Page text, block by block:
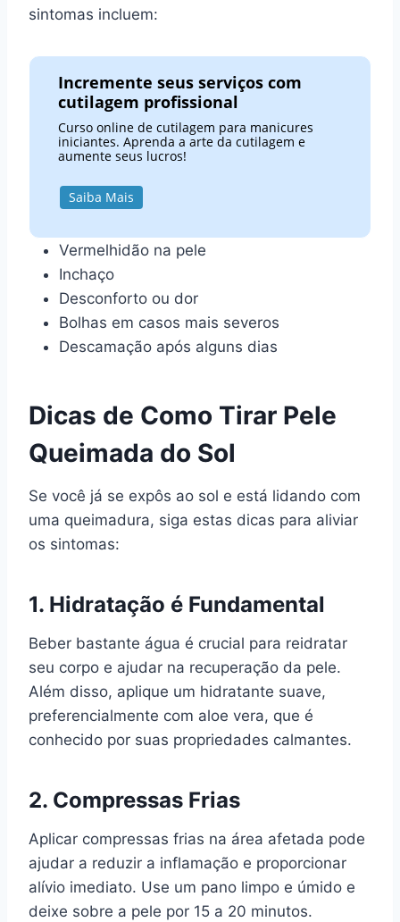
sintomas incluem:
Incremente seus serviços com
cutilagem profissional
Curso online de cutilagem para manicures
iniciantes. Aprenda a arte da cutilagem e
aumente seus lucros!
Saiba Mais
Vermelhidão na pele
Inchaço
Desconforto ou dor
Bolhas em casos mais severos
Descamação após alguns dias
Dicas de Como Tirar Pele
Queimada do Sol
Se você já se expôs ao sol e está lidando com
uma queimadura, siga estas dicas para aliviar
os sintomas:
1. Hidratação é Fundamental
Beber bastante água é crucial para reidratar
seu corpo e ajudar na recuperação da pele.
Além disso, aplique um hidratante suave,
preferencialmente com aloe vera, que é
conhecido por suas propriedades calmantes.
2. Compressas Frias
Aplicar compressas frias na área afetada pode
ajudar a reduzir a inflamação e proporcionar
alívio imediato. Use um pano limpo e úmido e
deixe sobre a pele por 15 a 20 minutos.